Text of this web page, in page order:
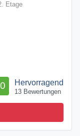
Etage
Hervorragend
13 Bewertungen